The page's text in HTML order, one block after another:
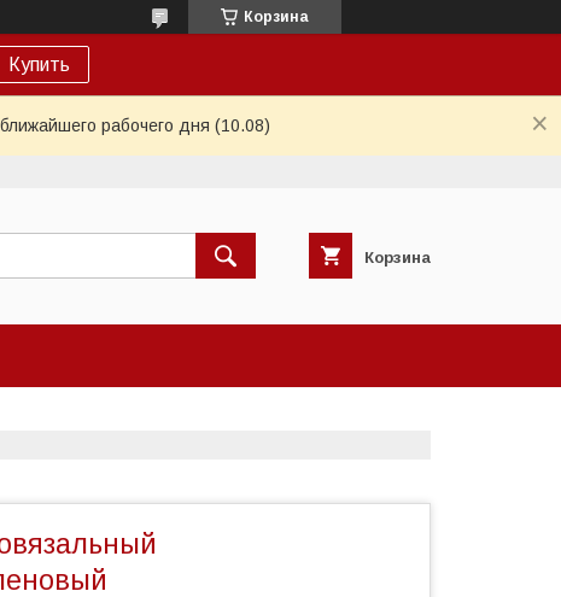
Корзина
Купить
рабочего дня (10.08)
Корзина